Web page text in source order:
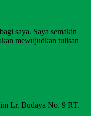
saya. Saya semakin
mewujudkan tulisan
Lr. Budaya No. 9 RT.